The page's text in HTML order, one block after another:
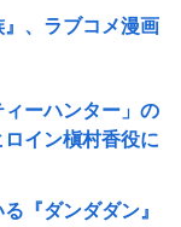
』、ラブコメ漫画
ーハンター」の
イン槇村香役に
『ダンダダン』